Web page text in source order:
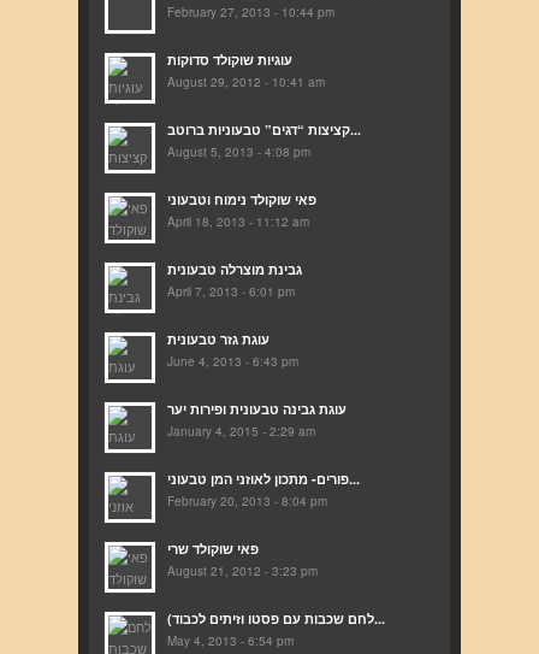
February 27, 2013 - 10:44 pm
עוגיות שוקולד סדוקות
August 29, 2012 - 10:41 am
קציצות “דגים” טבעוניות ברוטב...
August 5, 2013 - 4:08 pm
פאי שוקולד נימוח וטבעוני
April 18, 2013 - 11:12 am
גבינת מוצרלה טבעונית
April 7, 2013 - 6:01 pm
עוגת גזר טבעונית
June 4, 2013 - 6:43 pm
עוגת גבינה טבעונית ופירות יער
January 4, 2015 - 2:29 am
פורים- מתכון לאוזני המן טבעוני...
February 20, 2013 - 8:04 pm
פאי שוקולד שרי
August 21, 2012 - 3:23 pm
(לחם שכבות עם פסטו וזיתים לכבוד...
May 4, 2013 - 6:54 pm